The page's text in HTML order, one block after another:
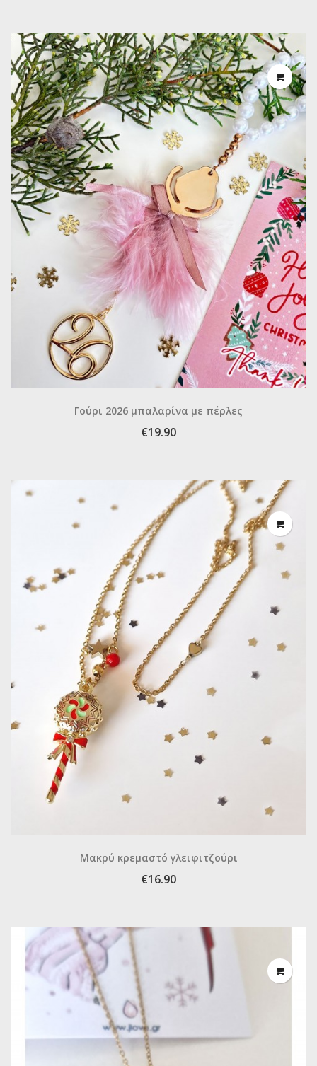
Γούρι 2026 μπαλαρίνα με πέρλες
€19.90
Μακρύ κρεμαστό γλειφιτζούρι
€16.90